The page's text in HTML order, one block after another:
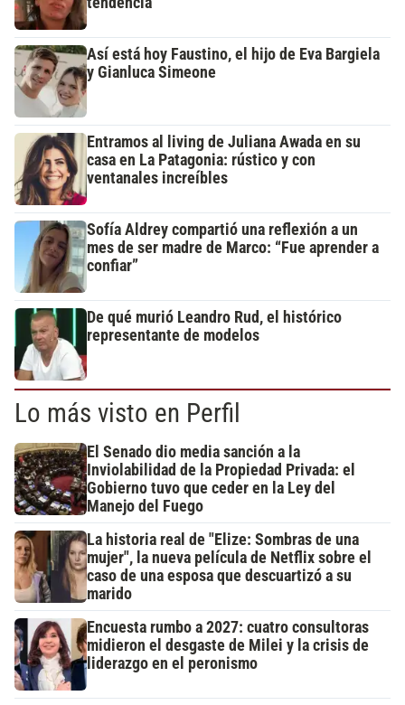
Así está hoy Faustino, el hijo de Eva Bargiela
y Gianluca Simeone
Entramos al living de Juliana Awada en su
casa en La Patagonia: rústico y con
ventanales increíbles
Sofía Aldrey compartió una reflexión a un
mes de ser madre de Marco: “Fue aprender a
confiar”
De qué murió Leandro Rud, el histórico
representante de modelos
Lo más visto en Perfil
El Senado dio media sanción a la
Inviolabilidad de la Propiedad Privada: el
Gobierno tuvo que ceder en la Ley del
Manejo del Fuego
La historia real de "Elize: Sombras de una
mujer", la nueva película de Netflix sobre el
caso de una esposa que descuartizó a su
marido
Encuesta rumbo a 2027: cuatro consultoras
midieron el desgaste de Milei y la crisis de
liderazgo en el peronismo